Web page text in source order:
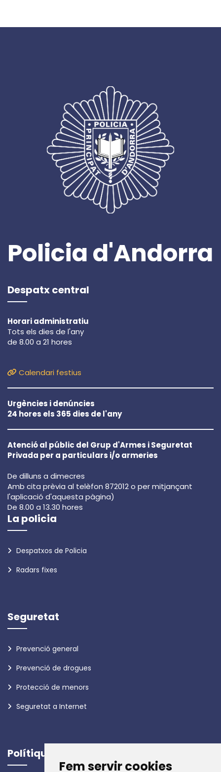
Fem servir cookies
Policia d'Andorra
Despatx central
Horari administratiu
Tots els dies de l'any
de 8.00 a 21 hores
Calendari festius
Urgències i denúncies
24 hores els 365 dies de l'any
Atenció al públic del Grup d'Armes i Seguretat
Privada per a particulars i/o armeries
De dilluns a dimecres
Amb cita prèvia al telèfon 872012 o per mitjançant
l'aplicació d'aquesta pàgina)
De 8.00 a 13.30 hores
La policia
Despatxos de Policia
Radars fixes
Seguretat
Prevenció general
Prevenció de drogues
Protecció de menors
Seguretat a Internet
Polítiques